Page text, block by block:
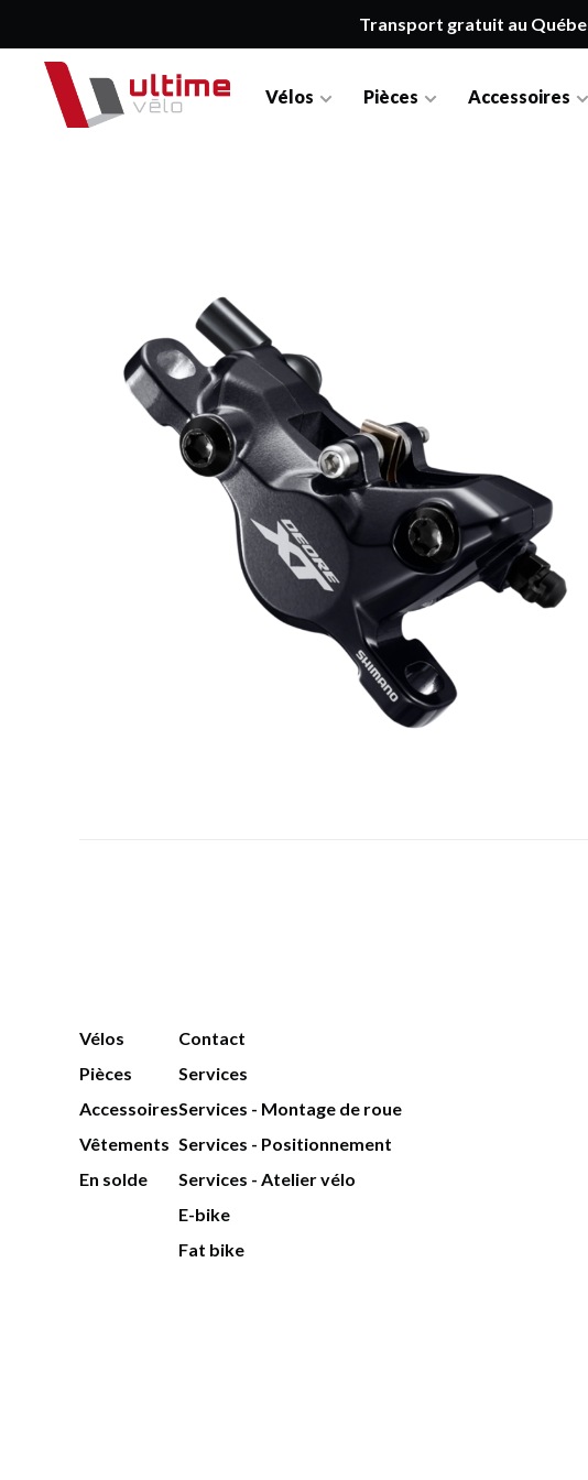
Transport gratuit au
Vélos Pièces Accessoires
Vélos
Pièces
Accessoires
Vêtements
En solde
Contact
Services
Services - Montage de roue
Services - Positionnement
Services - Atelier vélo
E-bike
Fat bike